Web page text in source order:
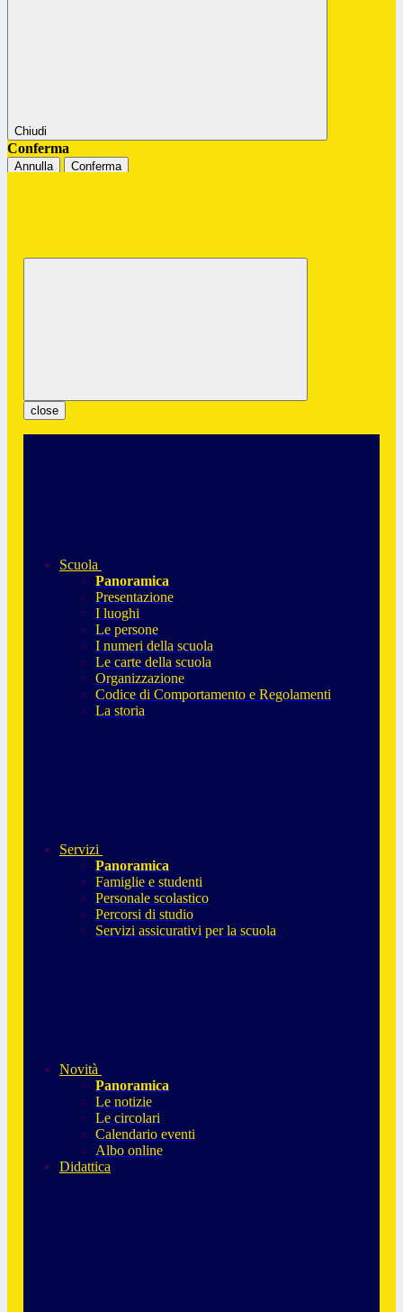
Chiudi
Conferma
Annulla Conferma
close
Scuola
Panoramica
Presentazione
I luoghi
Le persone
I numeri della scuola
Le carte della scuola
Organizzazione
Codice di Comportamento e Regolamenti
La storia
Servizi
Panoramica
Famiglie e studenti
Personale scolastico
Percorsi di studio
Servizi assicurativi per la scuola
Novità
Panoramica
Le notizie
Le circolari
Calendario eventi
Albo online
Didattica